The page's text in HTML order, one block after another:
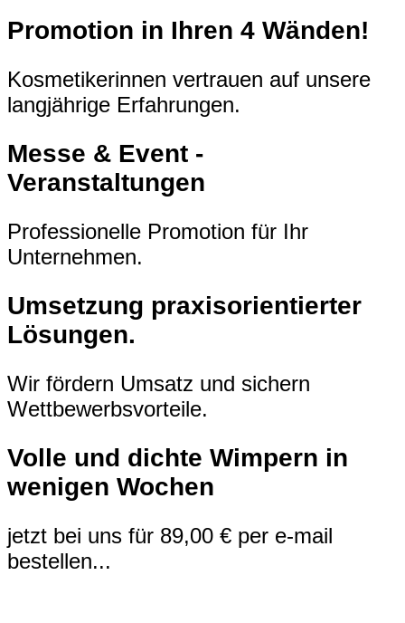
Promotion in Ihren 4 Wänden!
Kosmetikerinnen vertrauen auf unsere
langjährige Erfahrungen.
Messe & Event -
Veranstaltungen
Professionelle Promotion für Ihr
Unternehmen.
Umsetzung praxisorientierter
Lösungen.
Wir fördern Umsatz und sichern
Wettbewerbsvorteile.
Volle und dichte Wimpern in
wenigen Wochen
jetzt bei uns für 89,00 € per e-mail
bestellen...